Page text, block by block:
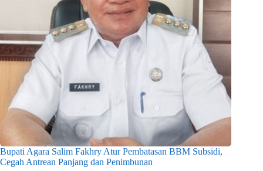
Bupati Agara Salim Fakhry Atur Pembatasan BBM Subsidi,
Cegah Antrean Panjang dan Penimbunan